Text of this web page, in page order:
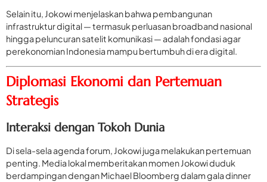
Selain itu, Jokowi menjelaskan bahwa pembangunan
infrastruktur digital — termasuk perluasan broadband nasional
hingga peluncuran satelit komunikasi — adalah fondasi agar
perekonomian Indonesia mampu bertumbuh di era digital.
Diplomasi Ekonomi dan Pertemuan
Strategis
Interaksi dengan Tokoh Dunia
Di sela-sela agenda forum, Jokowi juga melakukan pertemuan
penting. Media lokal memberitakan momen Jokowi duduk
berdampingan dengan Michael Bloomberg dalam gala dinner